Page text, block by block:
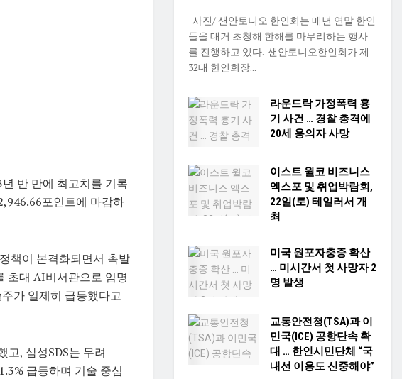
반 만에 최고치를 기록
포인트에 마감하
책이 본격화되면서 촉발
초대 AI비서관으로 임명
가 일제히 급등했다고
고, 삼성SDS는 무려
급등하며 기술 중심
사진/ 샌안토니오 한인회는 매년 연말 한인
들을 대거 초청해 한해를 마무리하는 행사
를 진행하고 있다. 샌안토니오한인회가 제
32대 한인회장...
라운드락 가정폭력 흉
기 사건 … 경찰 총격에
20세 용의자 사망
이스트 윌코 비즈니스
엑스포 및 취업박람회,
22일(토) 테일러서 개
최
미국 원포자충증 확산
… 미시간서 첫 사망자 2
명 발생
교통안전청(TSA)과 이
민국(ICE) 공항단속 확
대 … 한인시민단체 “국
내선 이용도 신중해야”